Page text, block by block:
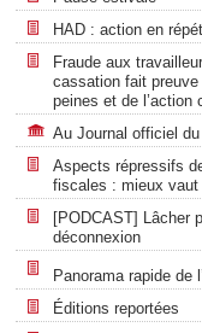
HAD : action en
Fraude aux
cassation fait
peines et de l’action
Au Journal officiel du
Aspects répressifs
fiscales : mieux vaut
[PODCAST] Lâcher
déconnexion
Panorama rapide de
Éditions reportées